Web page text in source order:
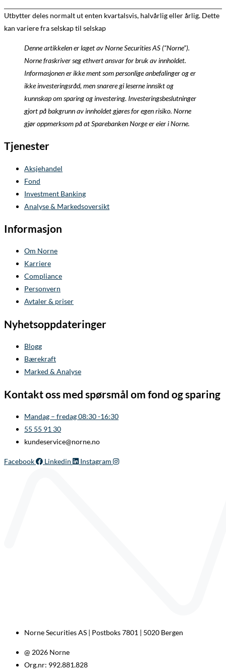
Utbytter deles normalt ut enten kvartalsvis, halvårlig eller årlig. Dette
kan variere fra selskap til selskap
Denne artikkelen er laget av Norne Securities AS (“Norne”).
Norne fraskriver seg ethvert ansvar for bruk av innholdet.
Informasjonen er ikke ment som personlige anbefalinger og er
ikke investeringsråd, men snarere gi leserne innsikt og
kunnskap om sparing og investering. Investeringsbeslutninger
gjort på bakgrunn av innholdet gjøres for egen risiko. Norne
gjør oppmerksom på at Sparebanken Norge er eier i Norne.
Tjenester
Aksjehandel
Fond
Investment Banking
Analyse & Markedsoversikt
Informasjon
Om Norne
Karriere
Compliance
Personvern
Avtaler & priser
Nyhetsoppdateringer
Blogg
Bærekraft
Marked & Analyse
Kontakt oss med spørsmål om fond og sparing
Mandag – fredag 08:30 -16:30
55 55 91 30
kundeservice@norne.no
Facebook Linkedin Instagram
Norne Securities AS | Postboks 7801 | 5020 Bergen
@ 2026 Norne
Org.nr: 992.881.828